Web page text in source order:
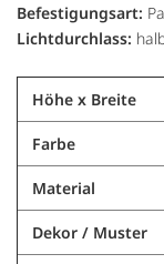
Befestigungsart:
Lichtdurchlass:
Höhe x Breite
Farbe
Material
Dekor / Muster